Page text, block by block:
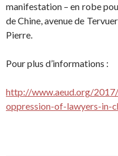
manifestation – en robe
de Chine, avenue de
Pierre.
Pour plus d’informations :
http://www.aeud.org/
oppression-of-lawyers-in-